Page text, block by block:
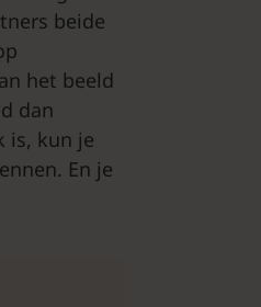
beide
het beeld
dan
is, kun je
En je